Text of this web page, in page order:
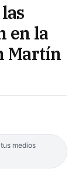
en la
Martín
medios